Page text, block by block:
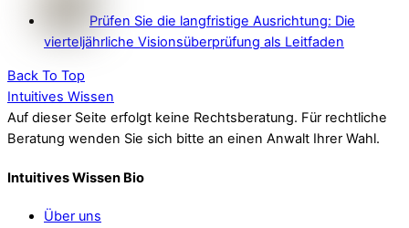
Prüfen Sie die langfristige Ausrichtung: Die
vierteljährliche Visionsüberprüfung als Leitfaden
Back To Top
Intuitives Wissen
Auf dieser Seite erfolgt keine Rechtsberatung. Für rechtliche
Beratung wenden Sie sich bitte an einen Anwalt Ihrer Wahl.
Intuitives Wissen Bio
Über uns